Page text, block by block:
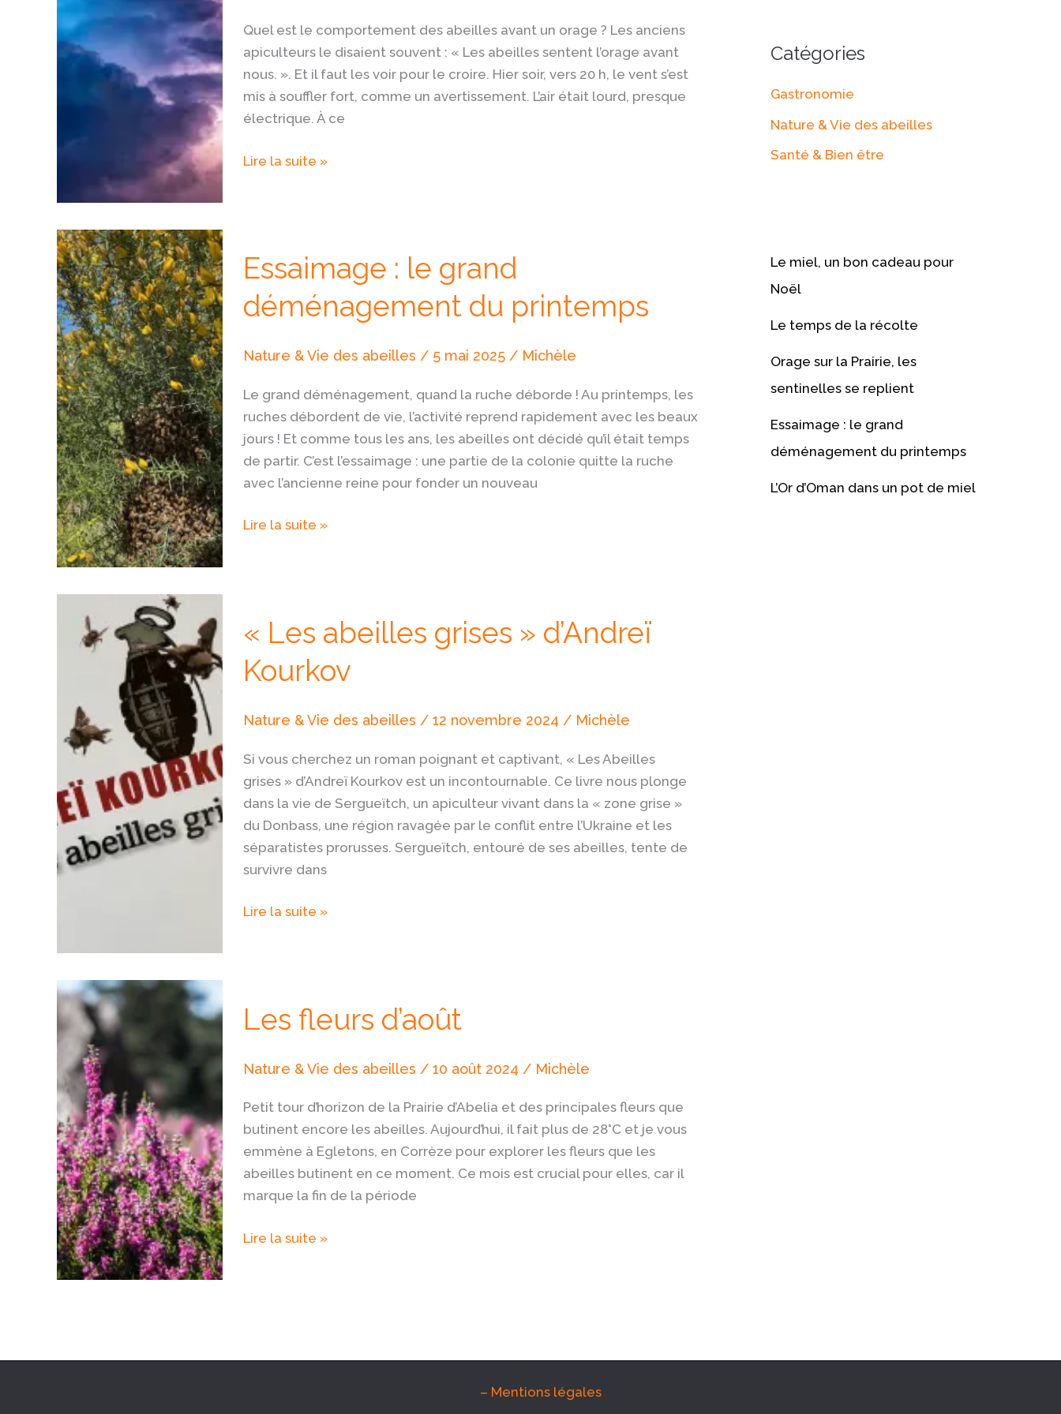
Quel est le comportement des abeilles avant un orage ? Les anciens
apiculteurs le disaient souvent : « Les abeilles sentent l’orage avant
nous. ». Et il faut les voir pour le croire. Hier soir, vers 20 h, le vent s’est
mis à souffler fort, comme un avertissement. L’air était lourd, presque
électrique. À ce
replient
Lire la suite »
Essaimage : le grand
déménagement du printemps
Nature & Vie des abeilles / 5 mai 2025 / Michèle
Le grand déménagement, quand la ruche déborde ! Au printemps, les
ruches débordent de vie, l’activité reprend rapidement avec les beaux
jours ! Et comme tous les ans, les abeilles ont décidé qu’il était temps
de partir. C’est l’essaimage : une partie de la colonie quitte la ruche
avec l’ancienne reine pour fonder un nouveau
le
grand
du
Lire la suite »
« Les abeilles grises » d’Andreï
Kourkov
Nature & Vie des abeilles / 12 novembre 2024 / Michèle
Si vous cherchez un roman poignant et captivant, « Les Abeilles
grises » d’Andreï Kourkov est un incontournable. Ce livre nous plonge
dans la vie de Sergueïtch, un apiculteur vivant dans la « zone grise »
du Donbass, une région ravagée par le conflit entre l’Ukraine et les
séparatistes prorusses. Sergueïtch, entouré de ses abeilles, tente de
survivre dans
abeilles
grises »
d’Andreï
Lire la suite »
Les fleurs d’août
Nature & Vie des abeilles / 10 août 2024 / Michèle
Petit tour d’horizon de la Prairie d’Abelia et des principales fleurs que
butinent encore les abeilles. Aujourd’hui, il fait plus de 28°C et je vous
emmène à Egletons, en Corrèze pour explorer les fleurs que les
abeilles butinent en ce moment. Ce mois est crucial pour elles, car il
marque la fin de la période
fleurs
d’août
Lire la suite »
Catégories
Gastronomie
Nature & Vie des abeilles
Santé & Bien être
Le miel, un bon cadeau pour
Noël
Le temps de la récolte
Orage sur la Prairie, les
sentinelles se replient
Essaimage : le grand
déménagement du printemps
L’Or d’Oman dans un pot de miel
– Mentions légales